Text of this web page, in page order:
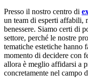
Presso il nostro centro di
un team di esperti affabili,
benessere. Siamo certi di
settore, perché le nostre
tematiche estetiche
momento di decidere con
allora è meglio affidarsi a
concretamente nel campo